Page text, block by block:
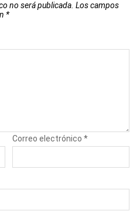
no será publicada. Los campos
*
Correo electrónico*